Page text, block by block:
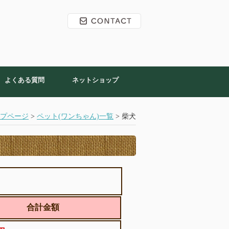
よくある質問 ネットショップ
ページ > ペット(ワンちゃん)一覧 > 柴犬
合計金額